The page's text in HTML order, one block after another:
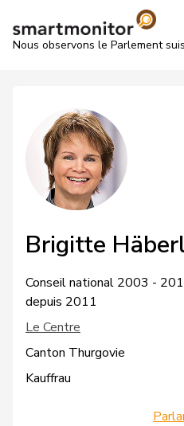
Nous observons le Parlement
Brigitte
Conseil national 2003 -
depuis 2011
Le Centre
Canton Thurgovie
Kauffrau